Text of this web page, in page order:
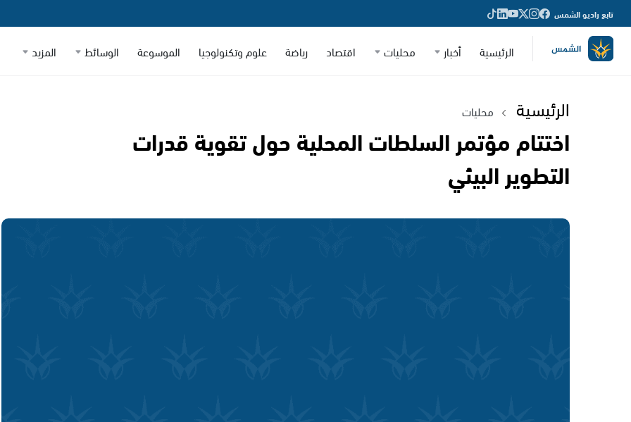
تابع راديو الشمس
الرئيسية أخبار محليات اقتصاد رياضة علوم وتكنولوجيا الموسوعة الوسائط المزيد
الرئيسية محليات
اختتام مؤتمر السلطات المحلية حول تقوية قدرات
التطوير البيئي